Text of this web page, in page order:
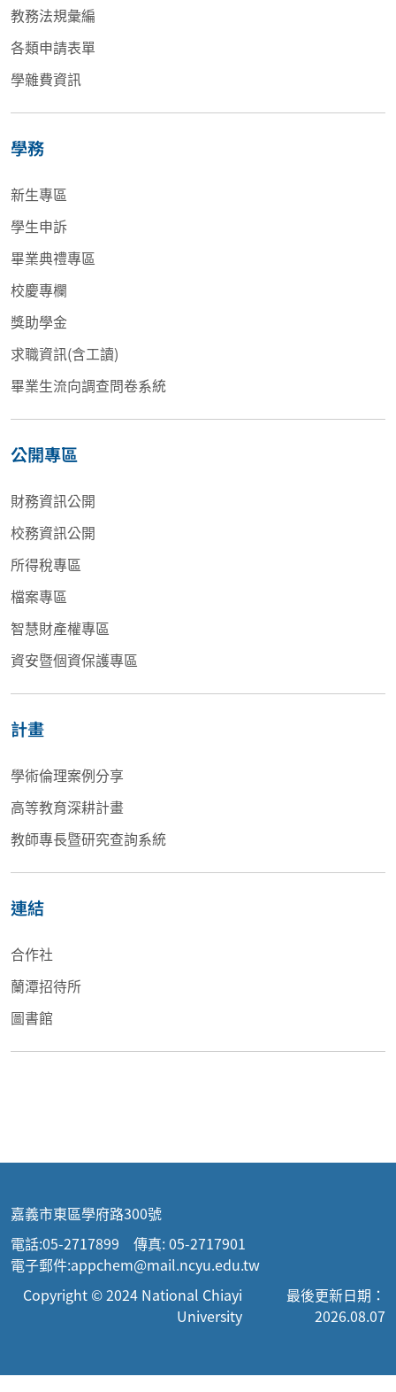
教務法規彙編
各類申請表單
學雜費資訊
學務
新生專區
學生申訴
畢業典禮專區
校慶專欄
獎助學金
求職資訊(含工讀)
畢業生流向調查問卷系統
公開專區
財務資訊公開
校務資訊公開
所得稅專區
檔案專區
智慧財產權專區
資安暨個資保護專區
計畫
學術倫理案例分享
高等教育深耕計畫
教師專長暨研究查詢系統
連結
合作社
蘭潭招待所
圖書館
嘉義市東區學府路300號
電話:05-2717899 傳真: 05-2717901
電子郵件:appchem@mail.ncyu.edu.tw
Copyright © 2024 National Chiayi
University
最後更新日期：
2026.08.07